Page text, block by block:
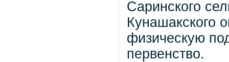
Саринского
Кунашакского
физическую
первенство.